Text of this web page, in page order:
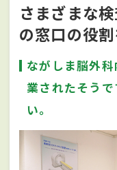
さまざまな
の窓口の役
ながしま脳外
業されたそう
い。